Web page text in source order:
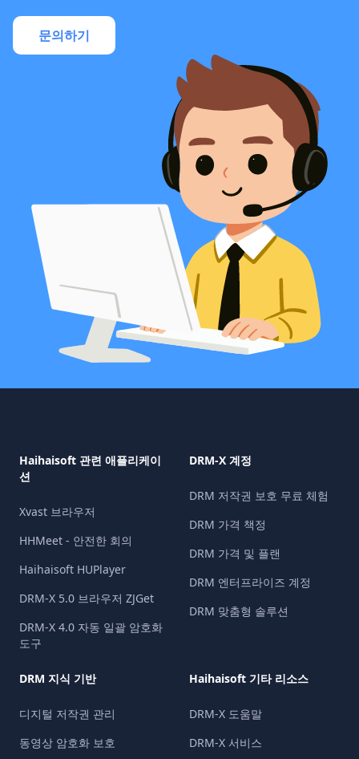
문의하기
Haihaisoft 관련 애플리케이
션
Xvast 브라우저
HHMeet - 안전한 회의
Haihaisoft HUPlayer
DRM-X 5.0 브라우저 ZJGet
DRM-X 4.0 자동 일괄 암호화
도구
DRM-X 계정
DRM 저작권 보호 무료 체험
DRM 가격 책정
DRM 가격 및 플랜
DRM 엔터프라이즈 계정
DRM 맞춤형 솔루션
DRM 지식 기반
디지털 저작권 관리
동영상 암호화 보호
Haihaisoft 기타 리소스
DRM-X 도움말
DRM-X 서비스